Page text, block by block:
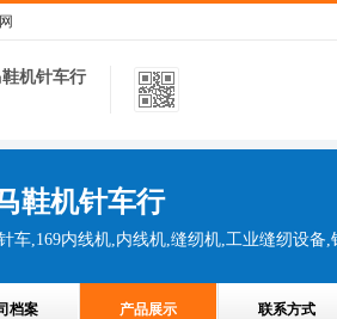
机针车行
鞋机针车行
车,169内线机,内线机,缝纫机,工业缝纫设备
档案 产品展示 联系方式